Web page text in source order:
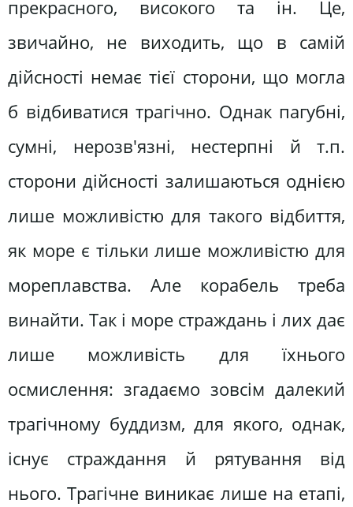
прекрасного, високого та ін. Це,
звичайно, не виходить, що в самій
дійсності немає тієї сторони, що могла
б відбиватися трагічно. Однак пагубні,
сумні, нерозв'язні, нестерпні й т.п.
сторони дійсності залишаються однією
лише можливістю для такого відбиття,
як море є тільки лише можливістю для
мореплавства. Але корабель треба
винайти. Так і море страждань і лих дає
лише можливість для їхнього
осмислення: згадаємо зовсім далекий
трагічному буддизм, для якого, однак,
існує страждання й рятування від
нього. Трагічне виникає лише на етапі,